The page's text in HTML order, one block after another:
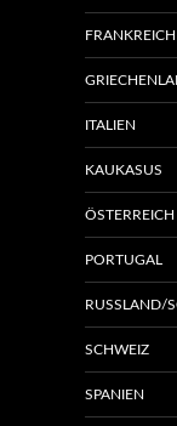
FRANKREICH
ITALIEN
KAUKASUS
ÖSTERREICH
PORTUGAL
RUSSLAND/
SCHWEIZ
SPANIEN